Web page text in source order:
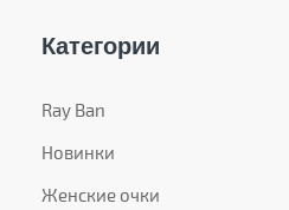
Категории
Ray Ban
Новинки
Женские очки